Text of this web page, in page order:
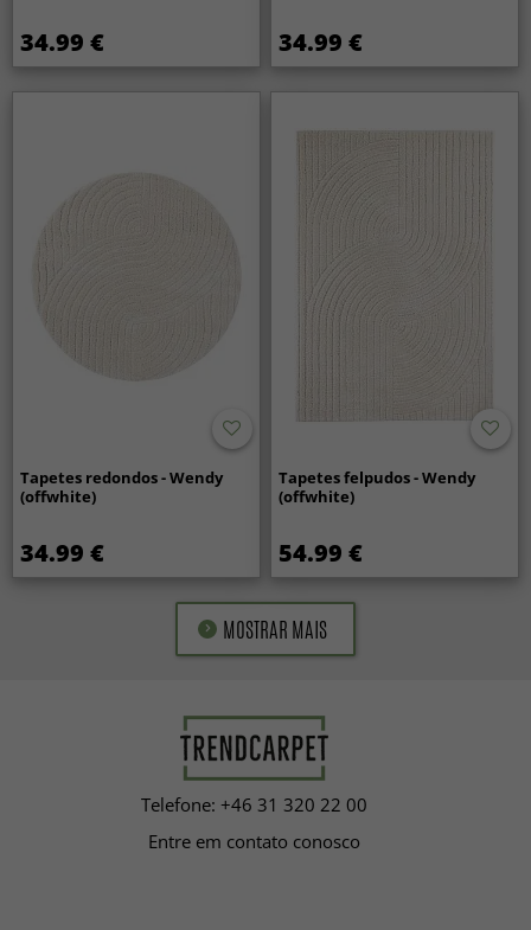
34.99 € 34.99 €
Tapetes redondos - Wendy
(offwhite)
34.99 €
Tapetes felpudos - Wendy
(offwhite)
54.99 €
MOSTRAR MAIS
Telefone: +46 31 320 22 00
Entre em contato conosco